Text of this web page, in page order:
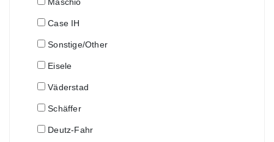
Case IH
Sonstige/Other
Eisele
Väderstad
Schäffer
Deutz-Fahr